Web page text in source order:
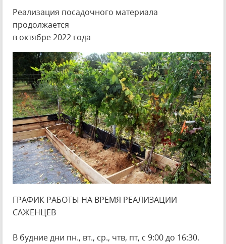
Реализация посадочного материала
продолжается
в октябре 2022 года
ГРАФИК РАБОТЫ НА ВРЕМЯ РЕАЛИЗАЦИИ
САЖЕНЦЕВ
В будние дни пн., вт., ср., чтв, пт, с 9:00 до 16:30.